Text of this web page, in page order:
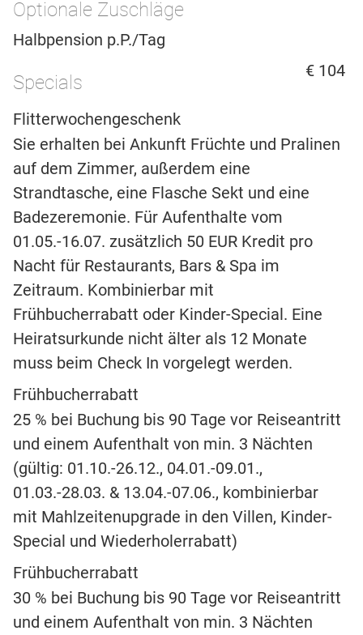
Optionale Zuschläge
Halbpension p.P./Tag
€ 104
Specials
Flitterwochengeschenk
Sie erhalten bei Ankunft Früchte und Pralinen
auf dem Zimmer, außerdem eine
Strandtasche, eine Flasche Sekt und eine
Badezeremonie. Für Aufenthalte vom
01.05.-16.07. zusätzlich 50 EUR Kredit pro
Nacht für Restaurants, Bars & Spa im
Zeitraum. Kombinierbar mit
Frühbucherrabatt oder Kinder-Special. Eine
Heiratsurkunde nicht älter als 12 Monate
muss beim Check In vorgelegt werden.
Frühbucherrabatt
25 % bei Buchung bis 90 Tage vor Reiseantritt
und einem Aufenthalt von min. 3 Nächten
(gültig: 01.10.-26.12., 04.01.-09.01.,
01.03.-28.03. & 13.04.-07.06., kombinierbar
mit Mahlzeitenupgrade in den Villen, Kinder-
Special und Wiederholerrabatt)
Frühbucherrabatt
30 % bei Buchung bis 90 Tage vor Reiseantritt
und einem Aufenthalt von min. 3 Nächten